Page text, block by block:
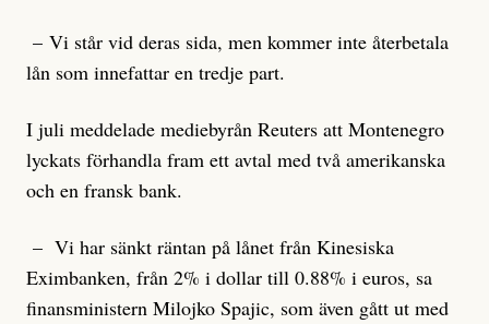
– Vi står vid deras sida, men kommer inte återbetala
lån som innefattar en tredje part.
I juli meddelade mediebyrån Reuters att Montenegro
lyckats förhandla fram ett avtal med två amerikanska
och en fransk bank.
– Vi har sänkt räntan på lånet från Kinesiska
Eximbanken, från 2% i dollar till 0.88% i euros, sa
finansministern Milojko Spajic, som även gått ut med